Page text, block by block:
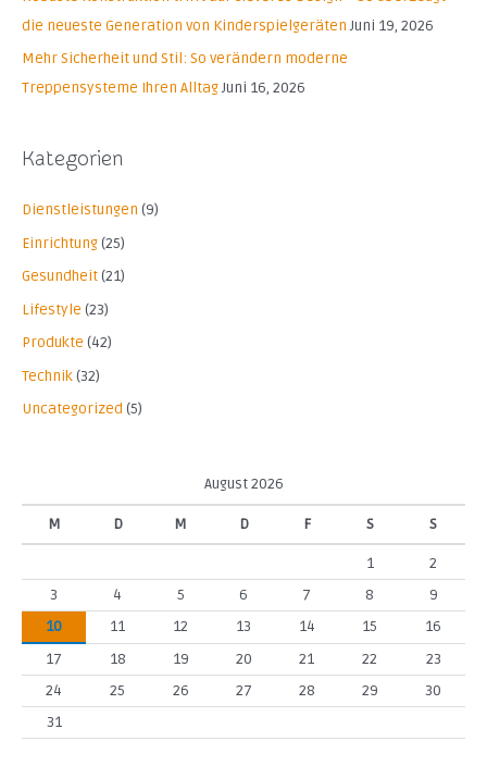
h
:
die neueste Generation von Kinderspielgeräten Juni 19, 2026
Mehr Sicherheit und Stil: So verändern moderne
Treppensysteme Ihren AlltagJuni 16, 2026
Kategorien
Dienstleistungen (9)
Einrichtung(25)
Gesundheit(21)
Lifestyle (23)
Produkte (42)
Technik(32)
Uncategorized (5)
August 2026
M D M D F S S
1
2
3
4 5 6 7 8
9
10
11 12 13 14 15
16
17
18 19 20 21 22
23
24
25 26 27 28 29
30
31